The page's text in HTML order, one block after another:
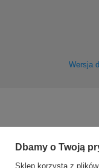
Wersja
Dbamy o Twoją
Sklep korzysta z